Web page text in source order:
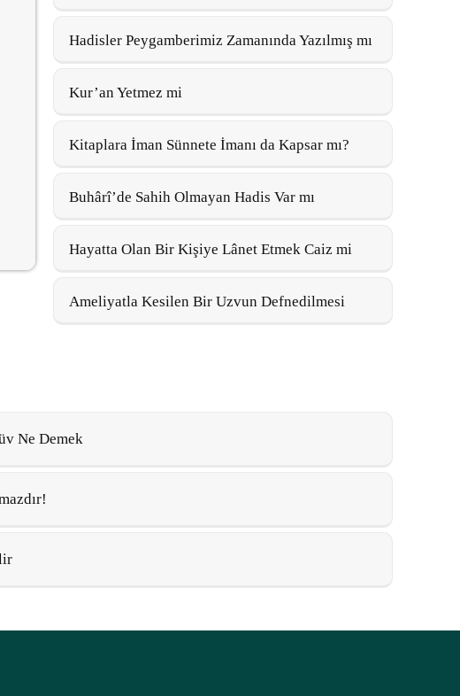
Hadisler Peygamberimiz Zamanında Yazılmış mı
Kur’an Yetmez mi
Kitaplara İman Sünnete İmanı da Kapsar mı?
Buhârî’de Sahih Olmayan Hadis Var mı
Hayatta Olan Bir Kişiye Lânet Etmek Caiz mi
Ameliyatla Kesilen Bir Uzvun Defnedilmesi
Ne Demek